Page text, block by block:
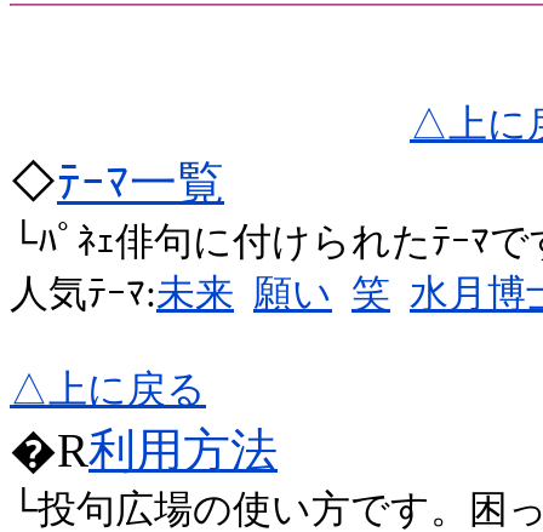
△上に
◇ﾃｰﾏ一覧
└ﾊﾟﾈｪ俳句に付けられたﾃｰﾏで
人気ﾃｰﾏ:未来 願い 笑 水月博
△上に戻る
�R利用方法
└投句広場の使い方です。困